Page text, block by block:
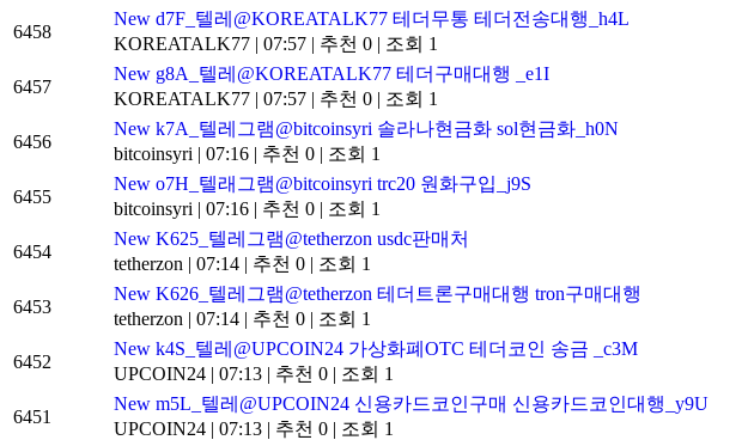
6458
New d7F_텔레@KOREATALK77 테더무통 테더전송대행_h4L
KOREATALK77 | 07:57 | 추천 0 | 조회 1
6457
New g8A_텔레@KOREATALK77 테더구매대행 _e1I
KOREATALK77 | 07:57 | 추천 0 | 조회 1
6456
New k7A_텔레그램@bitcoinsyri 솔라나현금화 sol현금화_h0N
bitcoinsyri | 07:16 | 추천 0 | 조회 1
6455
New o7H_텔래그램@bitcoinsyri trc20 원화구입_j9S
bitcoinsyri | 07:16 | 추천 0 | 조회 1
6454
New K625_텔레그램@tetherzon usdc판매처
tetherzon | 07:14 | 추천 0 | 조회 1
6453
New K626_텔레그램@tetherzon 테더트론구매대행 tron구매대행
tetherzon | 07:14 | 추천 0 | 조회 1
6452
New k4S_텔레@UPCOIN24 가상화폐OTC 테더코인 송금 _c3M
UPCOIN24 | 07:13 | 추천 0 | 조회 1
6451
New m5L_텔레@UPCOIN24 신용카드코인구매 신용카드코인대행_y9U
UPCOIN24 | 07:13 | 추천 0 | 조회 1